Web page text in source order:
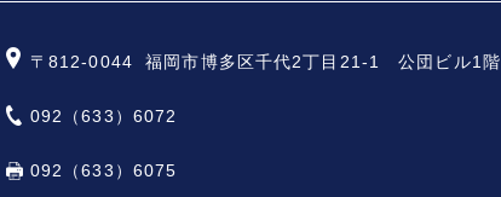
〒812-0044 福岡市博多区千代2丁目21-1 公団ビル1階
092（633）6072
092（633）6075